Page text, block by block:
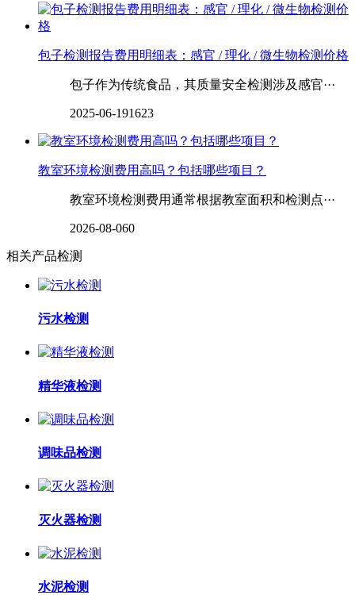
包子检测报告费用明细表：感官 / 理化 / 微生物检测价格
包子作为传统食品，其质量安全检测涉及感官···
2025-06-191623
教室环境检测费用高吗？包括哪些项目？
教室环境检测费用通常根据教室面积和检测点···
2026-08-060
相关产品检测
污水检测
精华液检测
调味品检测
灭火器检测
水泥检测